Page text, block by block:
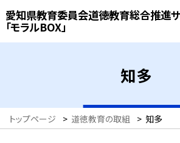
愛知県教育委員会道徳教育総合推進
「モラルBOX」
知多
トップページ > 道徳教育の取組 > 知多